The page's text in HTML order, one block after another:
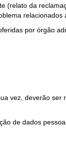
(relato da
relacionados
por órgão
vez, deverão ser
de dados